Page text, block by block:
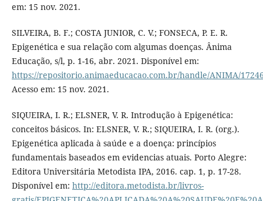
em: 15 nov. 2021.
SILVEIRA, B. F.; COSTA JUNIOR, C. V.; FONSECA, P. E. R.
Epigenética e sua relação com algumas doenças. Ânima
Educação, s/l, p. 1-16, abr. 2021. Disponível em:
https://repositorio.animaeducacao.com.br/handle/ANIMA/
Acesso em: 15 nov. 2021.
SIQUEIRA, I. R.; ELSNER, V. R. Introdução à Epigenética:
conceitos básicos. In: ELSNER, V. R.; SIQUEIRA, I. R. (org.).
Epigenética aplicada à saúde e a doença: princípios
fundamentais baseados em evidencias atuais. Porto Alegre:
Editora Universitária Metodista IPA, 2016. cap. 1, p. 17-28.
Disponível em: http://editora.metodista.br/livros-